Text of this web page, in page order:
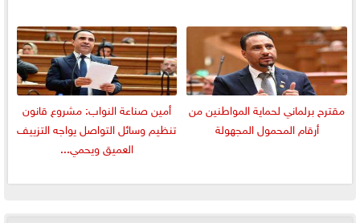
مقترح برلماني لحماية المواطنين من
أرقام المحمول المجهولة
أمين صناعة النواب: مشروع قانون
تنظيم وسائل التواصل يواجه التزييف
العميق ويحمي...